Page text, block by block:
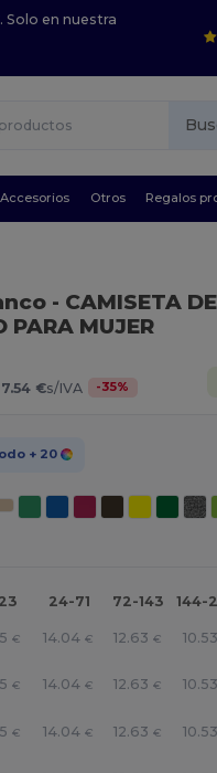
en nuestra
Accesorios Otros Regalos
- CAMISETA
PARA MUJER
7.54 €s/IVA -35%
+ 20
24-71 72-143 144-
€ 14.04 € 12.63 € 10.53
€ 14.04 € 12.63 € 10.53
€ 14.04 € 12.63 € 10.53